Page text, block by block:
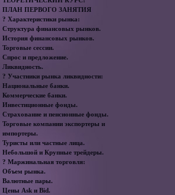
ПЛАН ПЕРВОГО ЗАНЯТИЯ
? Характеристики рынка:
Структура финансовых рынков.
История финансовых рынков.
Торговые сессии.
Спрос и предложение.
Ликвидность.
? Участники рынка ликвидности:
Национальные банки.
Коммерческие банки.
Инвестиционные фонды.
Страхование и пенсионные фонды.
Торговые компании экспортеры и
импортеры.
Туристы или частные лица.
Небольшой и Крупные трейдеры.
? Маржинальная торговля:
Объем рынка.
Валютные пары.
Цены Ask и Bid.